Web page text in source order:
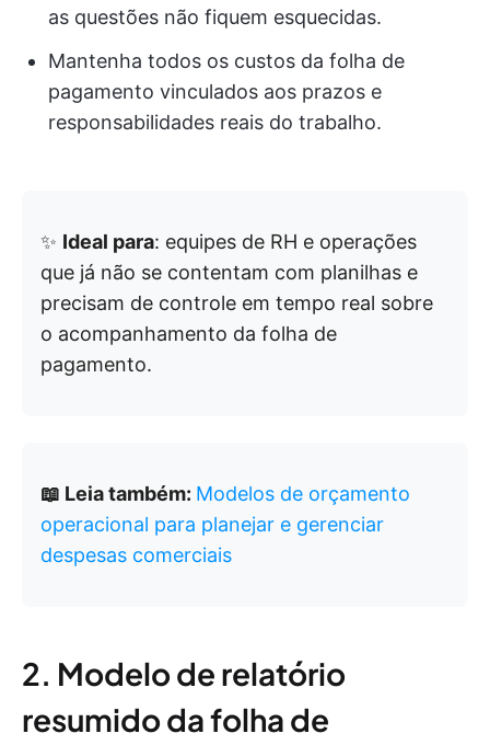
as questões não fiquem esquecidas.
Mantenha todos os custos da folha de
pagamento vinculados aos prazos e
responsabilidades reais do trabalho.
✨ Ideal para: equipes de RH e operações
que já não se contentam com planilhas e
precisam de controle em tempo real sobre
o acompanhamento da folha de
pagamento.
📖 Leia também: Modelos de orçamento
operacional para planejar e gerenciar
despesas comerciais
2. Modelo de relatório
resumido da folha de